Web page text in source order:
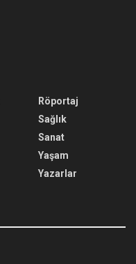
Röportaj
Sağlık
Sanat
Yaşam
Yazarlar